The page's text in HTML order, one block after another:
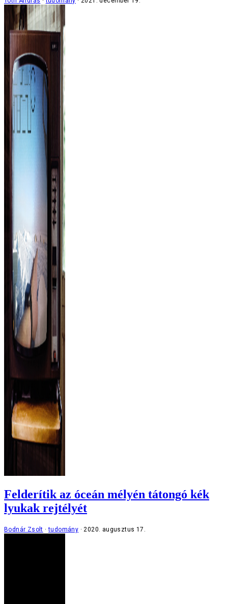
Felderítik az óceán mélyén tátongó kék
lyukak rejtélyét
Bodnár Zsolt tudomány 2020. augusztus 17.